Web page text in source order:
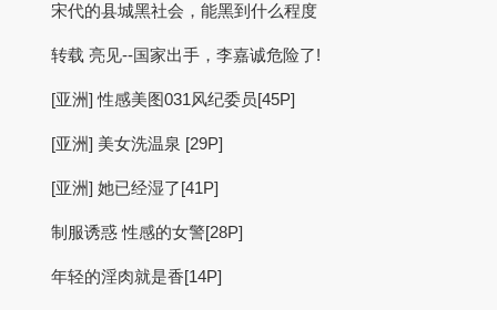
宋代的县城黑社会，能黑到什么程度
转载 亮见--国家出手，李嘉诚危险了!
[亚洲] 性感美图031风纪委员[45P]
[亚洲] 美女洗温泉 [29P]
[亚洲] 她已经湿了[41P]
制服诱惑 性感的女警[28P]
年轻的淫肉就是香[14P]